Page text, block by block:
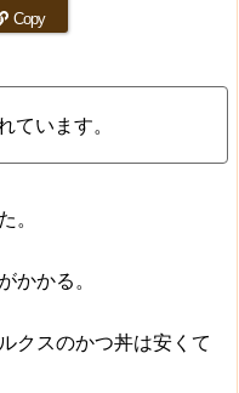
Copy
ています。
。
かかる。
クスのかつ丼は安くて